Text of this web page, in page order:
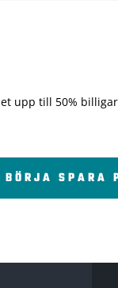
upp till 50%
BÖRJA SPARA